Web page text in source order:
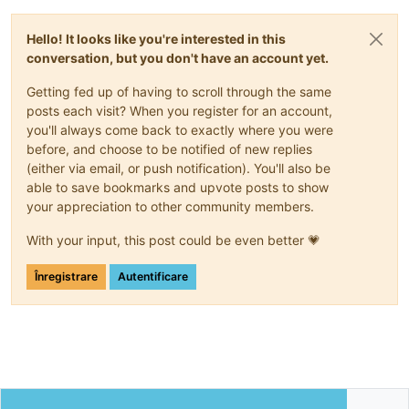
Hello! It looks like you're interested in this
conversation, but you don't have an account yet.
Getting fed up of having to scroll through the same
posts each visit? When you register for an account,
you'll always come back to exactly where you were
before, and choose to be notified of new replies
(either via email, or push notification). You'll also be
able to save bookmarks and upvote posts to show
your appreciation to other community members.
With your input, this post could be even better 💗
Înregistrare Autentificare